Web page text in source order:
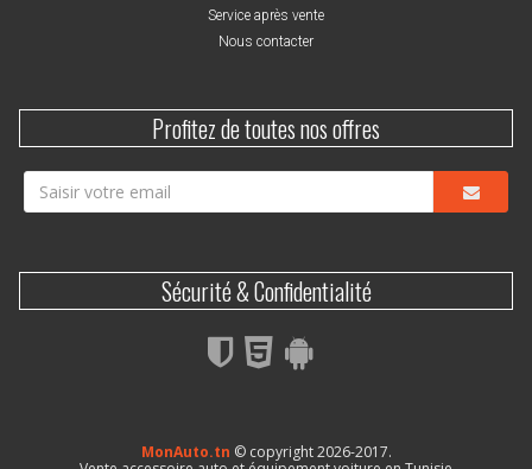
Service après vente
Nous contacter
Profitez de toutes nos offres
Sécurité & Confidentialité
MonAuto.tn © copyright 2026-2017.